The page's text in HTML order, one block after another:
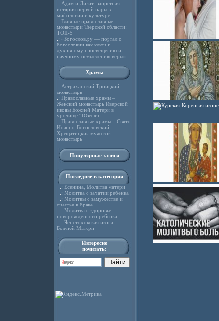
.: Адам и Лилит: запретная
история первой пары в
мифологии и культуре
.: Главные православные
монастыри Тверской области:
ТОП-5
.: «Богослов.ру — портал о
богословии как ключ к
духовному просвещению и
научному осмыслению веры»
Храмы
.: Астраханский Троицкий
монастырь
.: Православные храмы –
Женский монастырь Иверской
иконы Божией Матери в
урочище “Юзефин
.: Православные храмы – Свято-
Иоанно-Богословский
Хрещатицкий мужской
монастырь
Популярные записи
Последние в категории
.: Есенина, Молитва матери
.: Молитва о зачатии ребенка
.: Молитвы о замужестве и
счастье в браке
.: Молитва о здоровье
новорожденного ребенка
.: Ченстоховская икона
Божией Матери
Интересно
почитать: